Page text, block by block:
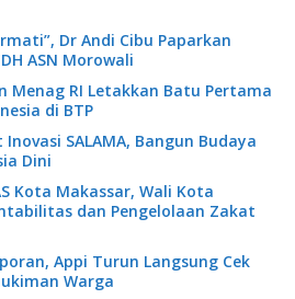
Dr Andi Cibu Paparkan
ASN Morowali
Menag RI Letakkan Batu Pertama
di BTP
SALAMA, Bangun Budaya
Dini
Kota Makassar, Wali Kota
dan Pengelolaan Zakat
Appi Turun Langsung Cek
Warga